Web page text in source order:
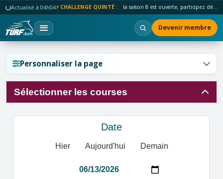
Actualisé à 04h04⚡ CHALLENGE QUINTÉ : la saison 8 est ouverte, participez dès maintenant !
Devenir membre
Personnaliser la page
Sélectionner les courses
Date
Hier Aujourd'hui Demain
Réinitialiser l'affichage ?
Réinitialiser